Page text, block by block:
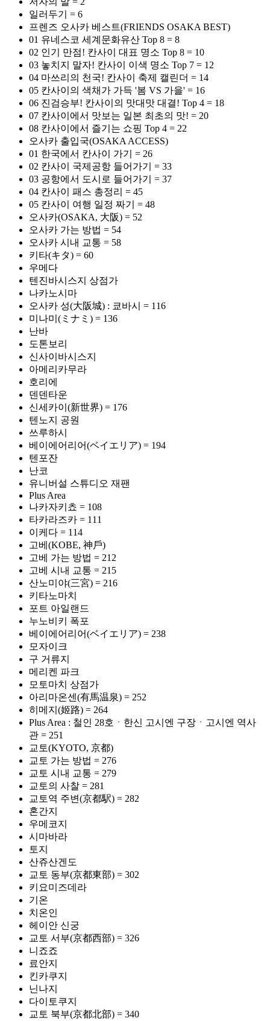
일러두기 = 6
프렌즈 오사카 베스트(FRIENDS OSAKA BEST)
01 유네스코 세계문화유산 Top 8 = 8
02 인기 만점! 칸사이 대표 명소 Top 8 = 10
03 놓치지 말자! 칸사이 이색 명소 Top 7 = 12
04 마쓰리의 천국! 칸사이 축제 캘린더 = 14
05 칸사이의 색채가 가득 '봄 VS 가을' = 16
06 진검승부! 칸사이의 맛대맛 대결! Top 4 = 18
07 칸사이에서 맛보는 일본 최초의 맛! = 20
08 칸사이에서 즐기는 쇼핑 Top 4 = 22
오사카 출입국(OSAKA ACCESS)
01 한국에서 칸사이 가기 = 26
02 칸사이 국제공항 들어가기 = 33
03 공항에서 도시로 들어가기 = 37
04 칸사이 패스 총정리 = 45
05 칸사이 여행 일정 짜기 = 48
오사카(OSAKA, 大阪) = 52
오사카 가는 방법 = 54
오사카 시내 교통 = 58
키타(キタ) = 60
우메다
텐진바시스지 상점가
나카노시마
오사카 성(大阪城) : 쿄바시 = 116
미나미(ミナミ) = 136
난바
도톤보리
신사이바시스지
아메리카무라
호리에
덴덴타운
신세카이(新世界) = 176
텐노지 공원
쓰루하시
베이에어리어(ベイエリア) = 194
텐포잔
난코
유니버설 스튜디오 재팬
Plus Area
나카자키쵸 = 108
타카라즈카 = 111
이케다 = 114
고베(KOBE, 神戶)
고베 가는 방법 = 212
고베 시내 교통 = 215
산노미야(三宮) = 216
키타노마치
포트 아일랜드
누노비키 폭포
베이에어리어(ベイエリア) = 238
모자이크
구 거류지
메리켄 파크
모토마치 상점가
아리마온센(有馬温泉) = 252
히메지(姬路) = 264
Plus Area : 철인 28호ㆍ한신 고시엔 구장ㆍ고시엔 역사
관 = 251
교토(KYOTO, 京都)
교토 가는 방법 = 276
교토 시내 교통 = 279
교토의 사찰 = 281
교토역 주변(京都駅) = 282
혼간지
우메코지
시마바라
토지
산쥬산겐도
교토 동부(京都東部) = 302
키요미즈데라
기온
치온인
헤이안 신궁
교토 서부(京都西部) = 326
니죠죠
료안지
킨카쿠지
닌나지
다이토쿠지
교토 북부(京都北部) = 340